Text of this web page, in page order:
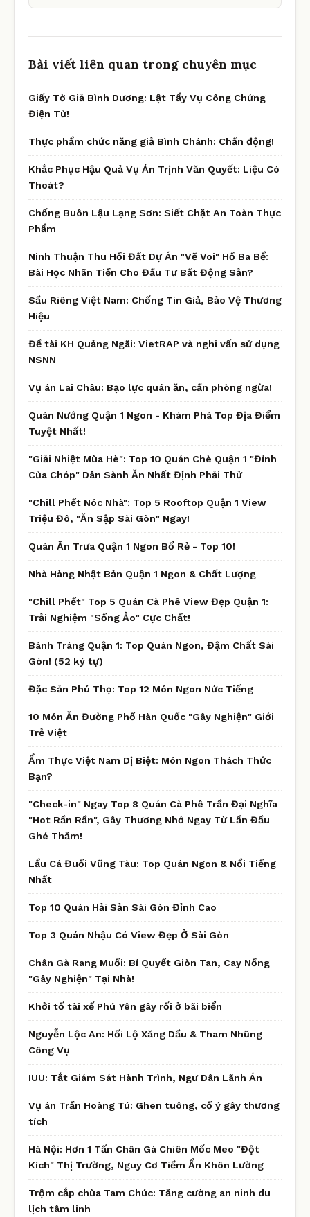
Bài viết liên quan trong chuyên mục
Giấy Tờ Giả Bình Dương: Lật Tẩy Vụ Công Chứng
Điện Tử!
Thực phẩm chức năng giả Bình Chánh: Chấn động!
Khắc Phục Hậu Quả Vụ Án Trịnh Văn Quyết: Liệu Có
Thoát?
Chống Buôn Lậu Lạng Sơn: Siết Chặt An Toàn Thực
Phẩm
Ninh Thuận Thu Hồi Đất Dự Án "Vẽ Voi" Hồ Ba Bể:
Bài Học Nhãn Tiền Cho Đầu Tư Bất Động Sản?
Sầu Riêng Việt Nam: Chống Tin Giả, Bảo Vệ Thương
Hiệu
Đề tài KH Quảng Ngãi: VietRAP và nghi vấn sử dụng
NSNN
Vụ án Lai Châu: Bạo lực quán ăn, cần phòng ngừa!
Quán Nướng Quận 1 Ngon - Khám Phá Top Địa Điểm
Tuyệt Nhất!
"Giải Nhiệt Mùa Hè": Top 10 Quán Chè Quận 1 "Đỉnh
Của Chóp" Dân Sành Ăn Nhất Định Phải Thử
"Chill Phết Nóc Nhà": Top 5 Rooftop Quận 1 View
Triệu Đô, "Ăn Sập Sài Gòn" Ngay!
Quán Ăn Trưa Quận 1 Ngon Bổ Rẻ - Top 10!
Nhà Hàng Nhật Bản Quận 1 Ngon & Chất Lượng
"Chill Phết" Top 5 Quán Cà Phê View Đẹp Quận 1:
Trải Nghiệm "Sống Ảo" Cực Chất!
Bánh Tráng Quận 1: Top Quán Ngon, Đậm Chất Sài
Gòn! (52 ký tự)
Đặc Sản Phú Thọ: Top 12 Món Ngon Nức Tiếng
10 Món Ăn Đường Phố Hàn Quốc "Gây Nghiện" Giới
Trẻ Việt
Ẩm Thực Việt Nam Dị Biệt: Món Ngon Thách Thức
Bạn?
"Check-in" Ngay Top 8 Quán Cà Phê Trần Đại Nghĩa
"Hot Rần Rần", Gây Thương Nhớ Ngay Từ Lần Đầu
Ghé Thăm!
Lẩu Cá Đuối Vũng Tàu: Top Quán Ngon & Nổi Tiếng
Nhất
Top 10 Quán Hải Sản Sài Gòn Đỉnh Cao
Top 3 Quán Nhậu Có View Đẹp Ở Sài Gòn
Chân Gà Rang Muối: Bí Quyết Giòn Tan, Cay Nồng
"Gây Nghiện" Tại Nhà!
Khởi tố tài xế Phú Yên gây rối ở bãi biển
Nguyễn Lộc An: Hối Lộ Xăng Dầu & Tham Nhũng
Công Vụ
IUU: Tắt Giám Sát Hành Trình, Ngư Dân Lãnh Án
Vụ án Trần Hoàng Tú: Ghen tuông, cố ý gây thương
tích
Hà Nội: Hơn 1 Tấn Chân Gà Chiên Mốc Meo "Đột
Kích" Thị Trường, Nguy Cơ Tiềm Ẩn Khôn Lường
Trộm cắp chùa Tam Chúc: Tăng cường an ninh du
lịch tâm linh